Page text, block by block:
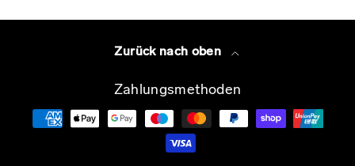
Zurück nach oben
Zahlungsmethoden